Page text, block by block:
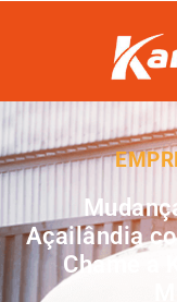
Açailândia
Chame a